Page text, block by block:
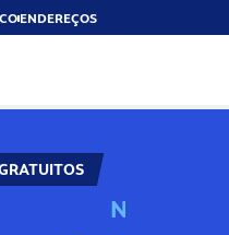
ENDEREÇOS
N